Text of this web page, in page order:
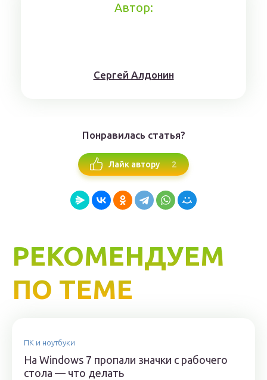
Автор:
Сергей Алдонин
Понравилась статья?
Лайк автору 2
РЕКОМЕНДУЕМ
ПО ТЕМЕ
ПК и ноутбуки
На Windows 7 пропали значки с рабочего
стола — что делать